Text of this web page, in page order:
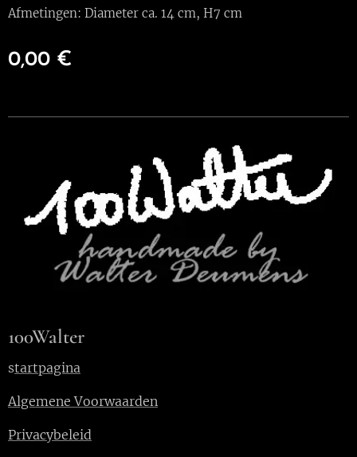
Afmetingen: Diameter ca. 14 cm, H7 cm
0,00 €
100Walter
startpagina
Algemene Voorwaarden
Privacybeleid